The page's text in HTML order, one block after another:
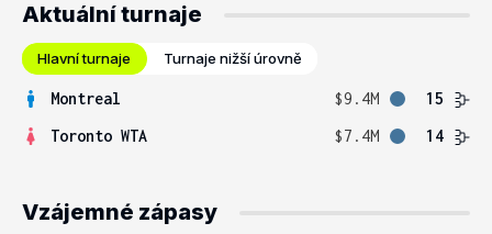
Aktuální turnaje
Hlavní turnaje Turnaje nižší úrovně
Montreal $9.4M
15
Toronto WTA
$7.4M 14
Vzájemné zápasy